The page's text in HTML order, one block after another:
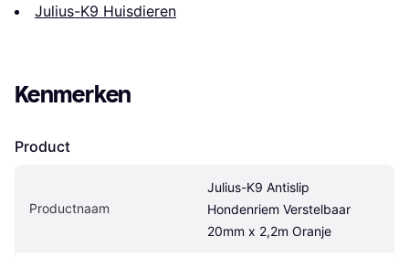
Julius-K9 Huisdieren
Kenmerken
Product
Productnaam
Julius-K9 Antislip
Hondenriem Verstelbaar
20mm x 2,2m Oranje